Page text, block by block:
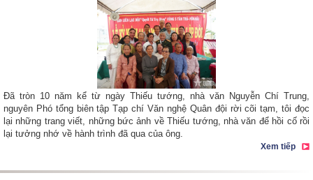
Đã tròn 10 năm kể từ ngày Thiếu tướng, nhà văn Nguyễn Chí Trung,
nguyên Phó tổng biên tập Tạp chí Văn nghệ Quân đội rời cõi tạm, tôi đọc
lại những trang viết, những bức ảnh về Thiếu tướng, nhà văn để hồi cố rồi
lại tưởng nhớ về hành trình đã qua của ông.
Xem tiếp